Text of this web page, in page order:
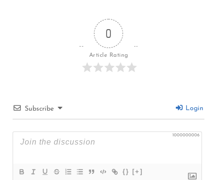
0
Article Rating
Subscribe Login
1000000006
{} [+]